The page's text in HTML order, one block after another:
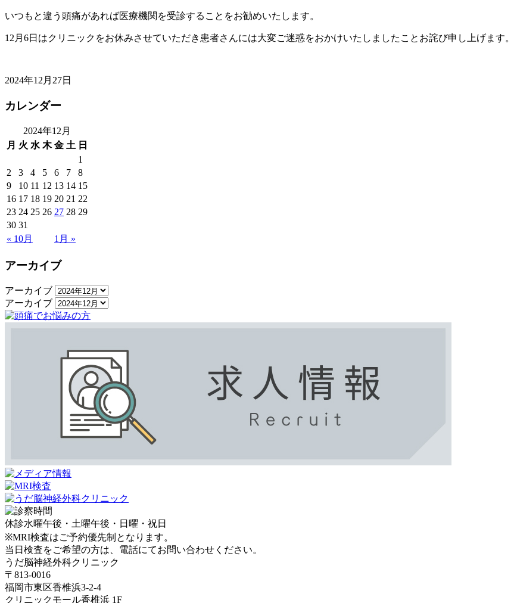
いつもと違う頭痛があれば医療機関を受診することをお勧めいたします。
12月6日はクリニックをお休みさせていただき患者さんには大変ご迷惑をおかけいたしましたことお詫び申し上げます。
2024年12月27日
カレンダー
2024年12月
月 火 水 木 金 土 日
« 10月 1月 »
1
2
3 4 5 6 7
8
9
10 11 12 13 14 15
16 17 18 19 20 21 22
23 24 25 26 27 28 29
30 31
アーカイブ
アーカイブ
アーカイブ
休診水曜午後・土曜午後・日曜・祝日
※MRI検査はご予約優先制となります。
当日検査をご希望の方は、電話にてお問い合わせください。
うだ脳神経外科クリニック
〒813-0016
福岡市東区香椎浜3-2-4
クリニックモール香椎浜 1F